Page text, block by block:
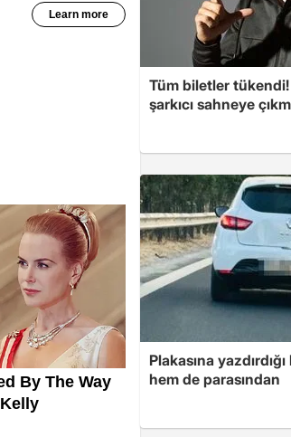
Tüm biletler
şarkıcı sahneye
Plakasına
hem de parasından